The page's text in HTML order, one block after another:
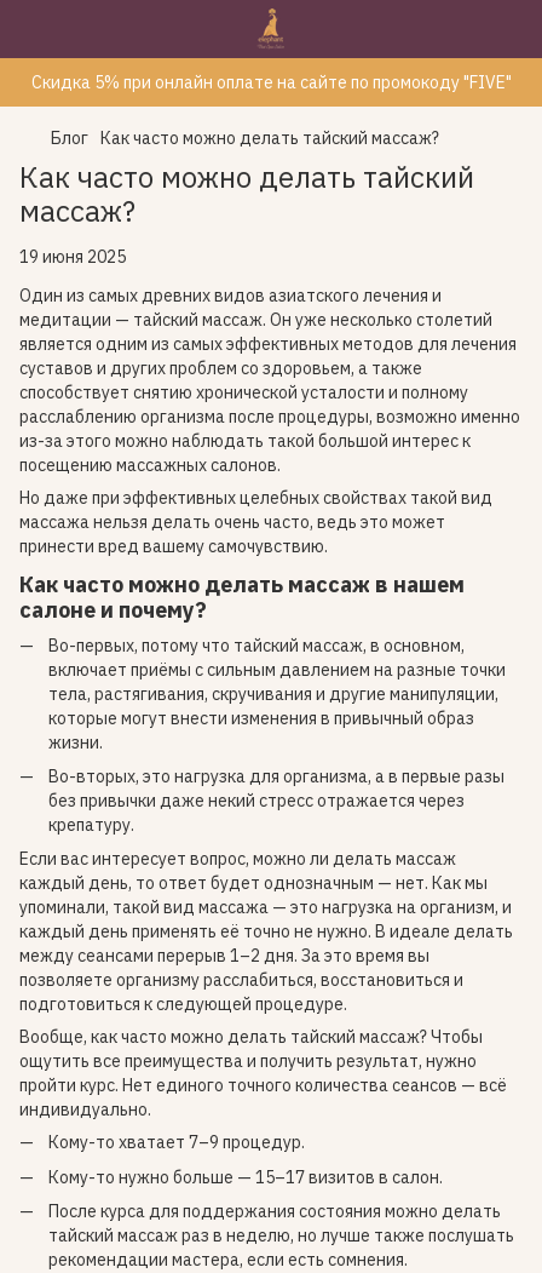
Скидка 5% при онлайн оплате на сайте по промокоду "FIVE"
Блог Как часто можно делать тайский массаж?
Как часто можно делать тайский
массаж?
19 июня 2025
Один из самых древних видов азиатского лечения и
медитации — тайский массаж. Он уже несколько столетий
является одним из самых эффективных методов для лечения
суставов и других проблем со здоровьем, а также
способствует снятию хронической усталости и полному
расслаблению организма после процедуры, возможно именно
из-за этого можно наблюдать такой большой интерес к
посещению массажных салонов.
Но даже при эффективных целебных свойствах такой вид
массажа нельзя делать очень часто, ведь это может
принести вред вашему самочувствию.
Как часто можно делать массаж в нашем
салоне и почему?
Во-первых, потому что тайский массаж, в основном,
включает приёмы с сильным давлением на разные точки
тела, растягивания, скручивания и другие манипуляции,
которые могут внести изменения в привычный образ
жизни.
Во-вторых, это нагрузка для организма, а в первые разы
без привычки даже некий стресс отражается через
крепатуру.
Если вас интересует вопрос, можно ли делать массаж
каждый день, то ответ будет однозначным — нет. Как мы
упоминали, такой вид массажа — это нагрузка на организм, и
каждый день применять её точно не нужно. В идеале делать
между сеансами перерыв 1–2 дня. За это время вы
позволяете организму расслабиться, восстановиться и
подготовиться к следующей процедуре.
Вообще, как часто можно делать тайский массаж? Чтобы
ощутить все преимущества и получить результат, нужно
пройти курс. Нет единого точного количества сеансов — всё
индивидуально.
Кому-то хватает 7–9 процедур.
Кому-то нужно больше — 15–17 визитов в салон.
После курса для поддержания состояния можно делать
тайский массаж раз в неделю, но лучше также послушать
рекомендации мастера, если есть сомнения.